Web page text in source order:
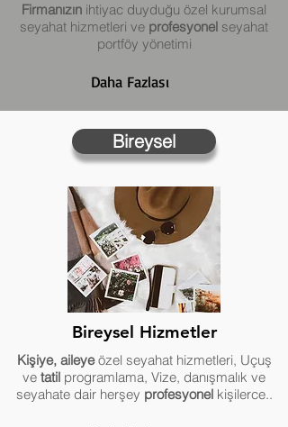
Firmanızın ihtiyac duyduğu özel kurumsal
seyahat hizmetleri ve profesyonel seyahat
portföy yönetimi
Daha Fazlası
Bireysel
Bireysel Hizmetler
Kişiye, aileyeözel seyahat hizmetleri, Uçuş
ve tatil programlama, Vize, danışmalık ve
seyahate dair herşey profesyonelkişilerce..